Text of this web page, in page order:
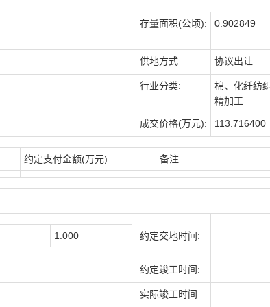
存量面积(公顷): 0.902849
供地方式: 协议出让
行业分类:
棉、化纤纺
精加工
成交价格(万元): 113.716400
约定支付金额(万元) 备注
1.000 约定交地时间:
约定竣工时间:
实际竣工时间: